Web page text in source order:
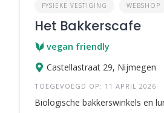
FYSIEKE VESTIGING WEBSHOP
Het Bakkerscafe
vegan friendly
Castellastraat 29, Nijmegen
TOEGEVOEGD OP: 11 APRIL 2026
Biologische bakkerswinkels en